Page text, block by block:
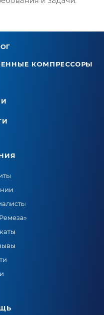
КОМПРЕССОРЫ